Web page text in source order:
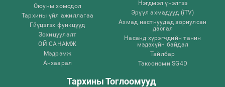
Оюуны хомсдол
Тархины үйл ажиллагаа
Гйүцэгэх функцүүд
Зохицуулалт
ОЙ САНАМЖ
Мэдрэмж
Анхаарал
Нэгдмэл үнэлгээ
Эрүүл ахмадууд (iTV)
Ахмад настнуудад зориулсан
дасгал
Насанд хүрэгчдийн танин
мэдэхүйн байдал
Тайлбар
Таксономи SG4D
Тархины Тоглоомууд